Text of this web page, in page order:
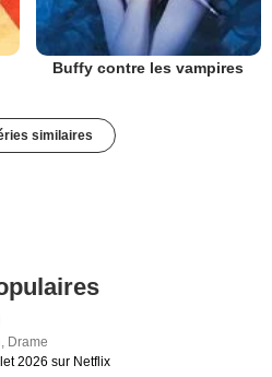
Buffy contre les vampires
similaires
, Drame
2026 sur Netflix